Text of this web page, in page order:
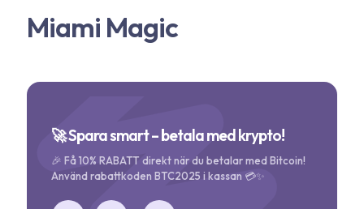
Miami Magic
🚀 Spara smart – betala med krypto!
🎉 Få 10% RABATT direkt när du betalar med Bitcoin!
Använd rabattkoden BTC2025 i kassan 💳✨